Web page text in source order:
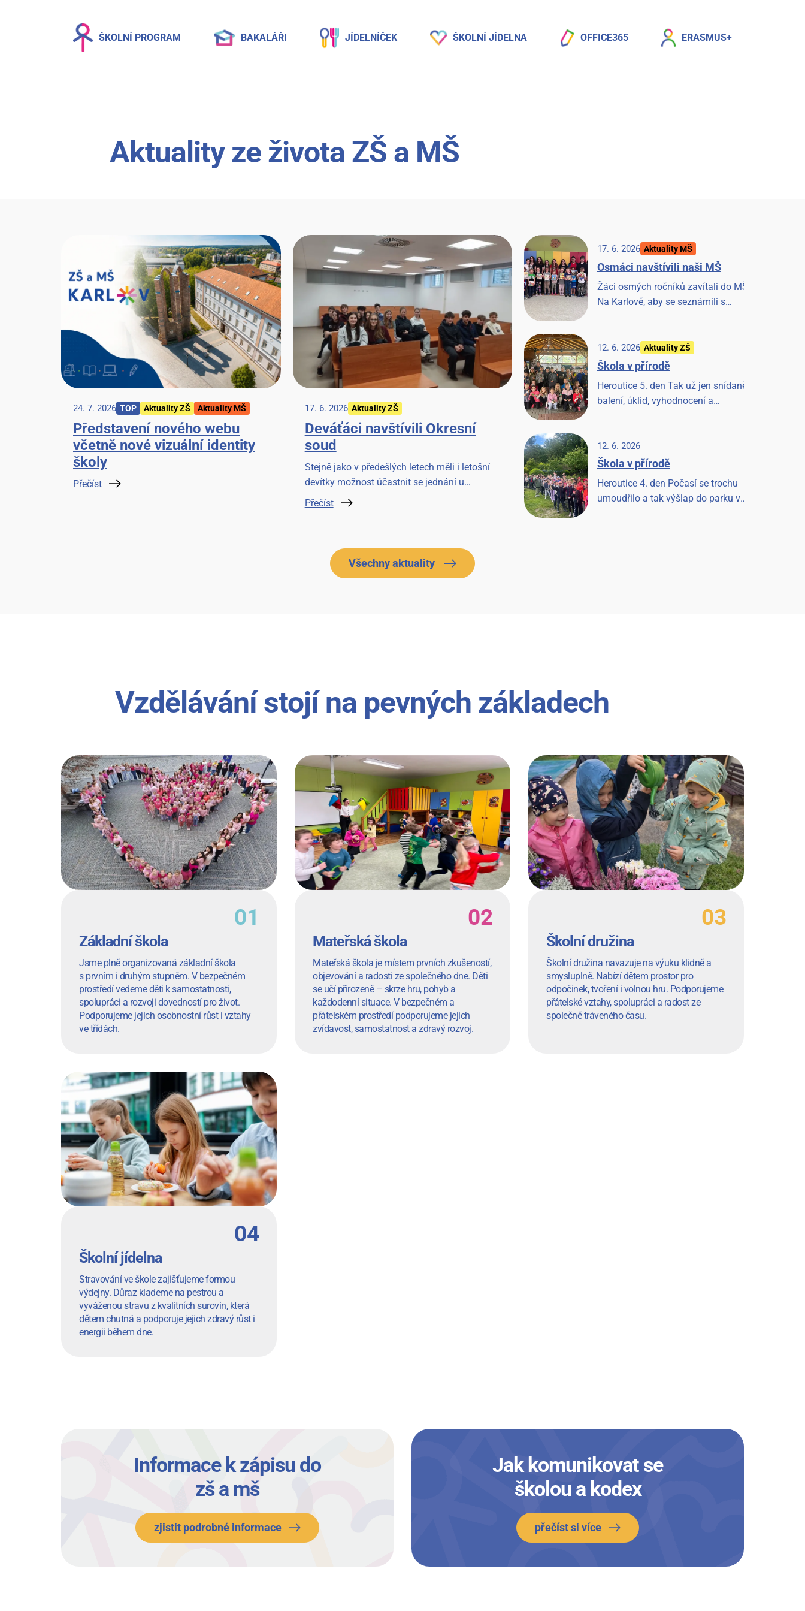
ŠKOLNÍ PROGRAM BAKALÁŘI JÍDELNÍČEK ŠKOLNÍ JÍDELNA OFFICE365 ERASMUS+
Aktuality ze života ZŠ a MŠ
24. 7. 2026 TOP Aktuality ZŠ Aktuality MŠ
Představení nového webu
včetně nové vizuální identity
školy
Přečíst
17. 6. 2026 Aktuality ZŠ
Deváťáci navštívili Okresní
soud
Stejně jako v předešlých letech měli i letošní
devítky možnost účastnit se jednání u
Okresního soudu v Benešově. Věříme, že to
Přečíst
17. 6. 2026 Aktuality MŠ
Osmáci navštívili naši MŠ
Žáci osmých ročníků zavítali do MŠ
Na Karlově, aby se seznámili s
si užili všichni.
12. 6. 2026 Aktuality ZŠ
Škola v přírodě
Heroutice 5. den Tak už jen snídaně,
balení, úklid, vyhodnocení a
12. 6. 2026
Škola v přírodě
Heroutice 4. den Počasí se trochu
umoudřilo a tak výšlap do parku v
Všechny aktuality
Vzdělávání stojí na pevných základech
Základní škola
Jsme plně organizovaná základní škola
s prvním i druhým stupněm. V bezpečném
prostředí vedeme děti k samostatnosti,
spolupráci a rozvoji dovedností pro život.
Podporujeme jejich osobnostní růst i vztahy
ve třídách.
Mateřská škola
Mateřská škola je místem prvních zkušeností,
objevování a radosti ze společného dne. Děti
se učí přirozeně – skrze hru, pohyb a
každodenní situace. V bezpečném a
přátelském prostředí podporujeme jejich
zvídavost, samostatnost a zdravý rozvoj.
Školní družina
Školní družina navazuje na výuku klidně a
smysluplně. Nabízí dětem prostor pro
odpočinek, tvoření i volnou hru. Podporujeme
přátelské vztahy, spolupráci a radost ze
společně tráveného času.
Školní jídelna
Stravování ve škole zajišťujeme formou
výdejny. Důraz klademe na pestrou a
vyváženou stravu z kvalitních surovin, která
dětem chutná a podporuje jejich zdravý růst i
energii během dne.
Informace k zápisu do
zš a mš
zjistit podrobné informace
Jak komunikovat se
školou a kodex
přečíst si více